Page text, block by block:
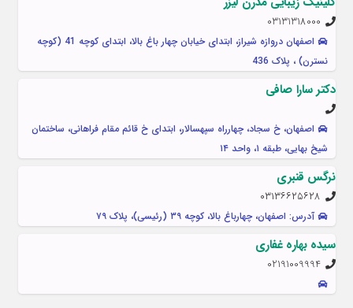
03131318000
اصفهان دروازه شیراز، ابتدای خیابان چهار باغ بالا، ابتدای کوچه 41 (کوچه
نسترن) ، پلاک 436
دکتر سارا صافی
اصفهان، خ سجاد، چهارراه سپهسالار، ابتدای خ قائم مقام فراهانی، ساختمان
شیخ بهایی، طبقه ۱، واحد ۱۴
نرگس قنبری
۰۳۱۳۶۶۲۵۶۲۸
آدرس: اصفهان، چهارباغ بالا، کوچه ۳۹ (رئیسی)، پلاک ۷۹
سیده بهاره غفاری
02191009994